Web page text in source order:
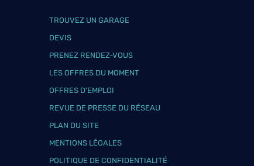
TROUVEZ UN GARAGE
DEVIS
PRENEZ RENDEZ-VOUS
LES OFFRES DU MOMENT
OFFRES D’EMPLOI
REVUE DE PRESSE DU RÉSEAU
PLAN DU SITE
MENTIONS LÉGALES
POLITIQUE DE CONFIDENTIALITÉ